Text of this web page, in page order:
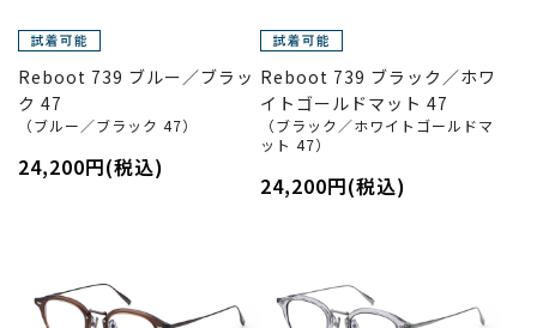
Reboot 739 ブルー／ブラッ
ク 47
（ブルー／ブラック 47）
24,200円(税込)
Reboot 739 ブラック／ホワ
イトゴールドマット 47
（ブラック／ホワイトゴールドマ
ット 47）
24,200円(税込)